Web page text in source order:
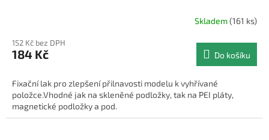
produktu
je
z
hvězdiček.
Skladem(161 ks)
152 Kč bez DPH
184 Kč Do košíku
Fixační lak pro zlepšení přilnavosti modelu k vyhřívané
položce.Vhodné jak na skleněné podložky, tak na PEI pláty,
magnetické podložky a pod.